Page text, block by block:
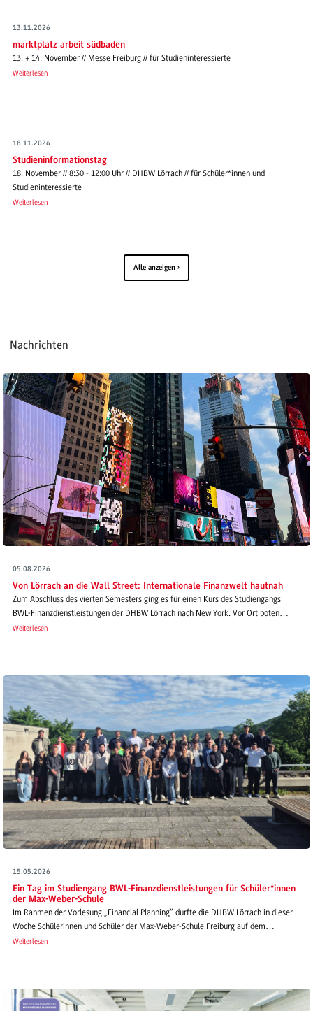
13.11.2026
marktplatz arbeit südbaden
13. + 14. November // Messe Freiburg // für Studieninteressierte
Weiterlesen
18.11.2026
Studieninformationstag
18. November // 8:30 - 12:00 Uhr // DHBW Lörrach // für Schüler*innen und
Studieninteressierte
Weiterlesen
Alle anzeigen
Nachrichten
05.08.2026
Von Lörrach an die Wall Street: Internationale Finanzwelt hautnah
Zum Abschluss des vierten Semesters ging es für einen Kurs des Studiengangs
BWL-Finanzdienstleistungen der DHBW Lörrach nach New York. Vor Ort boten…
Weiterlesen
15.05.2026
Ein Tag im Studiengang BWL-Finanzdienstleistungen für Schüler*innen
der Max-Weber-Schule
Im Rahmen der Vorlesung „Financial Planning“ durfte die DHBW Lörrach in dieser
Woche Schülerinnen und Schüler der Max-Weber-Schule Freiburg auf dem…
Weiterlesen